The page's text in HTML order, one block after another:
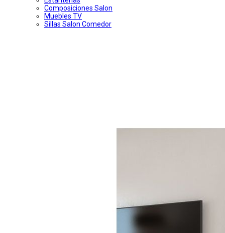
Composiciones Salon
Muebles TV
Sillas Salon Comedor